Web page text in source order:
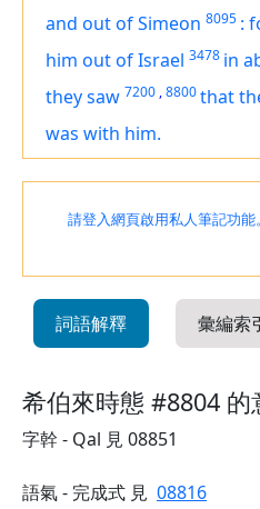
and out of Simeon 8095 :
him out of Israel 3478 in
they saw 7200 ,8800that
was with him.
請登入網頁啟用私人筆記功能
詞語解釋 彙編索
希伯來時態 #8804 的
字幹 - Qal 見 08851
語氣 - 完成式 見 08816